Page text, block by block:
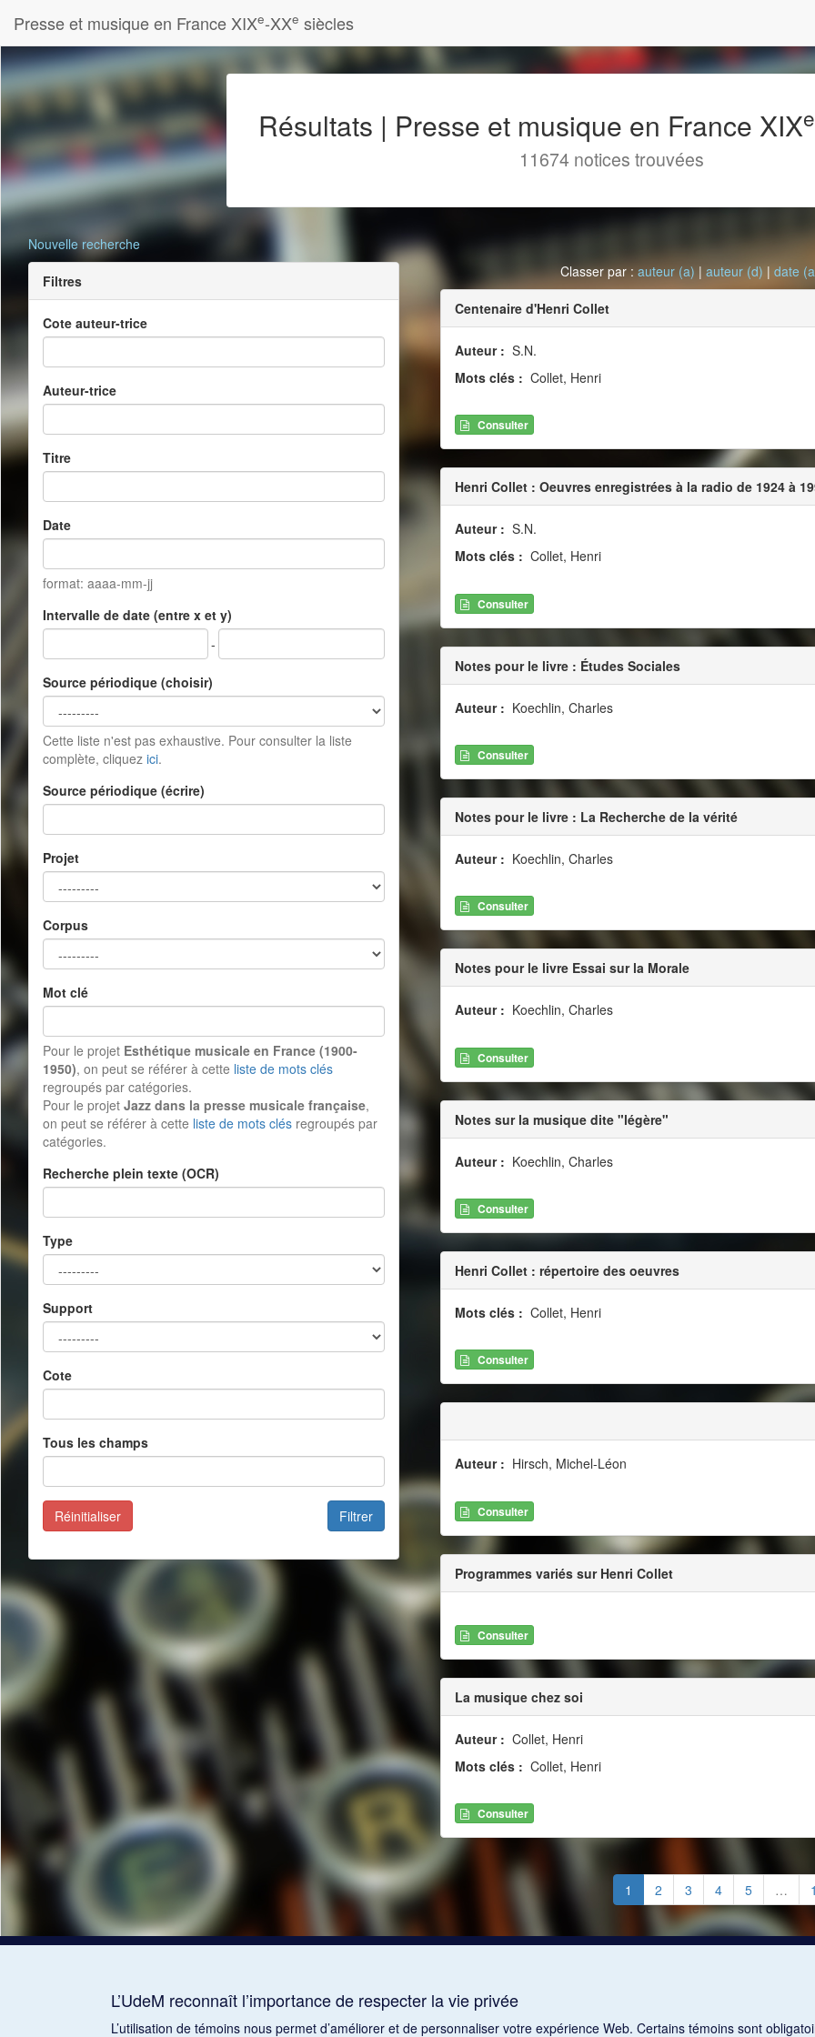
Presse et musique en France XIXe-XXe siècles
Résultats | Presse et musique en France XIXe
11674 notices trouvées
Nouvelle recherche
Filtres
Cote auteur-trice
Auteur-trice
Titre
Date
format: aaaa-mm-jj
Intervalle de date (entre x et y)
-
Source périodique (choisir)
Cette liste n'est pas exhaustive. Pour consulter la liste
complète, cliquez ici.
Source périodique (écrire)
Projet
Corpus
Mot clé
Pour le projet Esthétique musicale en France (1900-
1950), on peut se référer à cette liste de mots clés
regroupés par catégories.
Pour le projet Jazz dans la presse musicale française,
on peut se référer à cette liste de mots clés regroupés par
catégories.
Recherche plein texte (OCR)
Type
Support
Cote
Tous les champs
Filtrer
Réinitialiser
Classer par :auteur (a) |auteur (d) |date
Centenaire d'Henri Collet
Auteur : S.N.
Mots clés : Collet, Henri
Consulter
Henri Collet : Oeuvres enregistrées à la radio de 1924 à
Auteur : S.N.
Mots clés : Collet, Henri
Consulter
Notes pour le livre : Études Sociales
Auteur : Koechlin, Charles
Consulter
Notes pour le livre : La Recherche de la vérité
Auteur : Koechlin, Charles
Consulter
Notes pour le livre Essai sur la Morale
Auteur : Koechlin, Charles
Consulter
Notes sur la musique dite "légère"
Auteur : Koechlin, Charles
Consulter
Henri Collet : répertoire des oeuvres
Mots clés : Collet, Henri
Consulter
Auteur : Hirsch, Michel-Léon
Consulter
Programmes variés sur Henri Collet
Consulter
La musique chez soi
Auteur : Collet, Henri
Mots clés : Collet, Henri
Consulter
1 2 3 4 5 …
L’UdeM reconnaît l’importance de respecter la vie privée
L’utilisation de témoins nous permet d’améliorer et de personnaliser votre expérience Web. Certains témoins sont